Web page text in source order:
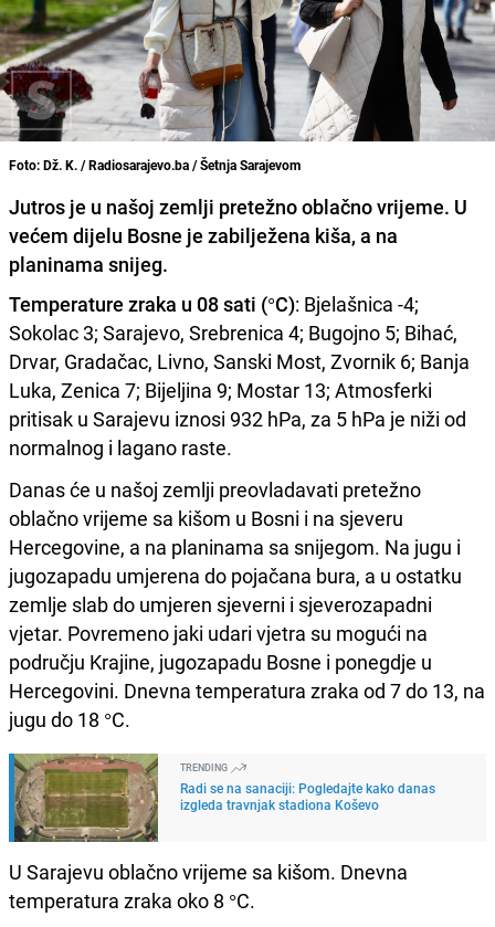
Foto: Dž. K. / Radiosarajevo.ba / Šetnja Sarajevom
Jutros je u našoj zemlji pretežno oblačno vrijeme. U
većem dijelu Bosne je zabilježena kiša, a na
planinama snijeg.
Temperature zraka u 08 sati (°C): Bjelašnica -4;
Sokolac 3; Sarajevo, Srebrenica 4; Bugojno 5; Bihać,
Drvar, Gradačac, Livno, Sanski Most, Zvornik 6; Banja
Luka, Zenica 7; Bijeljina 9; Mostar 13; Atmosferki
pritisak u Sarajevu iznosi 932 hPa, za 5 hPa je niži od
normalnog i lagano raste.
Danas će u našoj zemlji preovladavati pretežno
oblačno vrijeme sa kišom u Bosni i na sjeveru
Hercegovine, a na planinama sa snijegom. Na jugu i
jugozapadu umjerena do pojačana bura, a u ostatku
zemlje slab do umjeren sjeverni i sjeverozapadni
vjetar. Povremeno jaki udari vjetra su mogući na
području Krajine, jugozapadu Bosne i ponegdje u
Hercegovini. Dnevna temperatura zraka od 7 do 13, na
jugu do 18 °C.
TRENDING
Radi se na sanaciji: Pogledajte kako danas
izgleda travnjak stadiona Koševo
U Sarajevu oblačno vrijeme sa kišom. Dnevna
temperatura zraka oko 8 °C.